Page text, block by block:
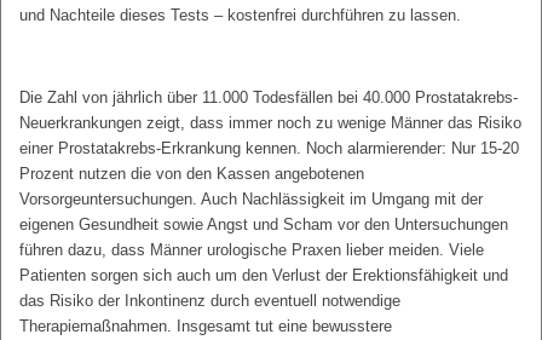
und Nachteile dieses Tests – kostenfrei durchführen zu lassen.
Die Zahl von jährlich über 11.000 Todesfällen bei 40.000 Prostatakrebs-
Neuerkrankungen zeigt, dass immer noch zu wenige Männer das Risiko
einer Prostatakrebs-Erkrankung kennen. Noch alarmierender: Nur 15-20
Prozent nutzen die von den Kassen angebotenen
Vorsorgeuntersuchungen. Auch Nachlässigkeit im Umgang mit der
eigenen Gesundheit sowie Angst und Scham vor den Untersuchungen
führen dazu, dass Männer urologische Praxen lieber meiden. Viele
Patienten sorgen sich auch um den Verlust der Erektionsfähigkeit und
das Risiko der Inkontinenz durch eventuell notwendige
Therapiemaßnahmen. Insgesamt tut eine bewusstere